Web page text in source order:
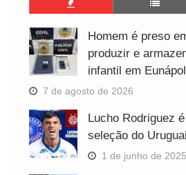
Homem é preso
produzir e
infantil em
7 de agosto de 2026
Lucho Rodriguez
seleção do Uruguai
1 de junho de 2025